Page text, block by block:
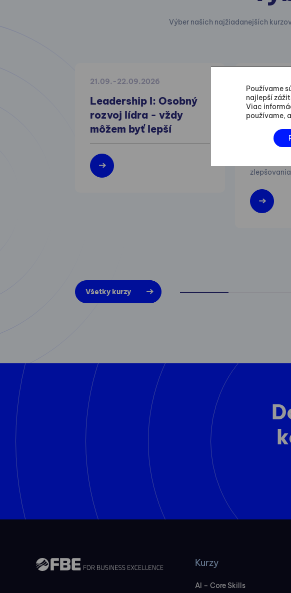
Výber našich najžiadanejších
21.09.-22.09.2026
Leadership I: Osobný
rozvoj lídra - vždy
môžem byť lepší
Six
Training
Praktické
Všetky kurzy
Kurzy
AI – Core Skills
Používame
najlepší
Viac
používame,